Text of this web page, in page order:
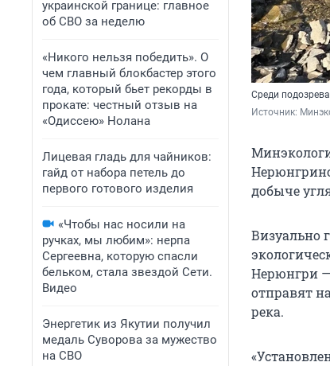
украинской границе: главное
об СВО за неделю
«Никого нельзя победить». О
чем главный блокбастер этого
года, который бьет рекорды в
прокате: честный отзыв на
«Одиссею» Нолана
Лицевая гладь для чайников:
гайд от набора петель до
первого готового изделия
«Чтобы нас носили на
ручках, мы любим»: нерпа
Сергеевна, которую спасли
бельком, стала звездой Сети.
Видео
Энергетик из Якутии получил
медаль Суворова за мужество
на СВО
Среди
Источник:
добыче
Визуально
Нерюнгри —
отправят
река.